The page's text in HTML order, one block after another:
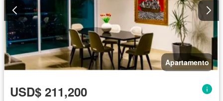
Apartamento
USD$ 211,200